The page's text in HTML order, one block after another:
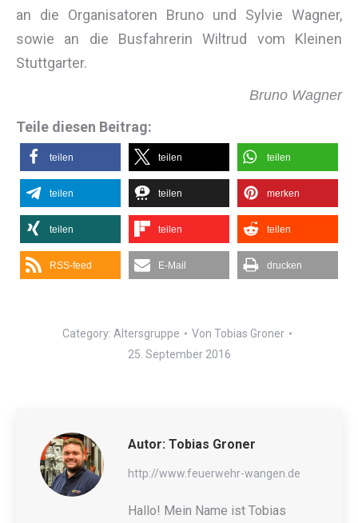
an die Organisatoren Bruno und Sylvie Wagner,
sowie an die Busfahrerin Wiltrud vom Kleinen
Stuttgarter.
Bruno Wagner
Teile diesen Beitrag:
teilen teilen teilen
teilen teilen merken
teilen teilen teilen
RSS-feed E-Mail drucken
Category: Altersgruppe Von Tobias Groner
25. September 2016
Autor: Tobias Groner
http://www.feuerwehr-wangen.de
Hallo! Mein Name ist Tobias